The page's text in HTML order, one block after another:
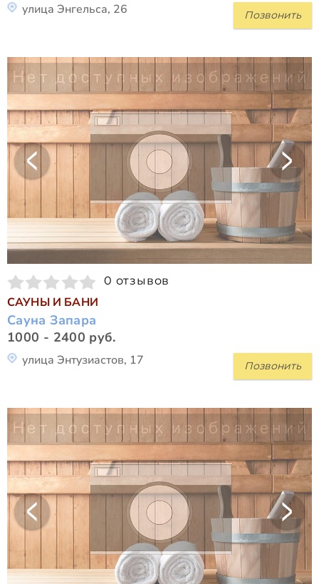
Позвонить
улица Энгельса, 26
0 отзывов
САУНЫ И БАНИ
Сауна Запара
1000 - 2400 руб.
Позвонить
улица Энтузиастов, 17